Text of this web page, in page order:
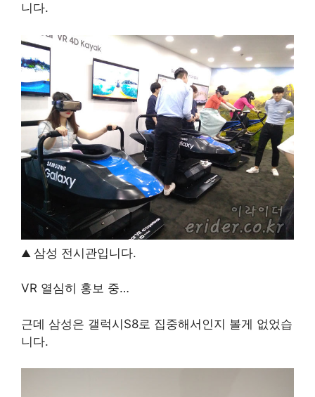
니다.
▲ 삼성 전시관입니다.
VR 열심히 홍보 중…
근데 삼성은 갤럭시S8로 집중해서인지 볼게 없었습
니다.